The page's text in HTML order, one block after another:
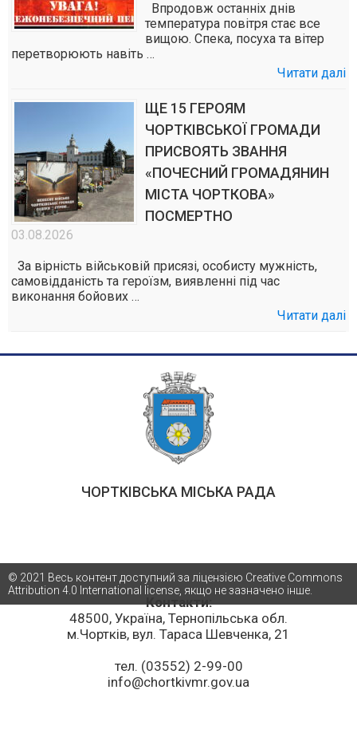
Впродовж останніх днів
температура повітря стає все
вищою. Спека, посуха та вітер
перетворюють навіть …
Читати далі
ЩЕ 15 ГЕРОЯМ
ЧОРТКІВСЬКОЇ ГРОМАДИ
ПРИСВОЯТЬ ЗВАННЯ
«ПОЧЕСНИЙ ГРОМАДЯНИН
МІСТА ЧОРТКОВА»
ПОСМЕРТНО
03.08.2026
За вірність військовій присязі, особисту мужність,
самовідданість та героїзм, виявленні під час
виконання бойових …
Читати далі
ЧОРТКІВСЬКА МІСЬКА РАДА
Контакти:
48500, Україна, Тернопільська обл.
м.Чортків, вул. Тараса Шевченка, 21
тел. (03552) 2-99-00
info@chortkivmr.gov.ua
© 2021 Весь контент доступний за ліцензією Creative Commons
Attribution 4.0 International license, якщо не зазначено інше.